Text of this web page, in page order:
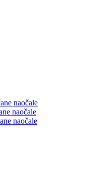
naočale
naočale
naočale